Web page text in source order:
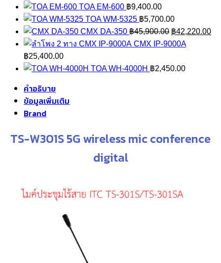
range:
฿190,000.00
through
฿220,000.00
TOA EM-600 ฿9,400.00
TOA WM-5325 ฿5,700.00
CMX DA-350 ฿45,900.00 Original
price
฿45,900.00.
฿42,220.00
CMX IP-9000A
฿25,400.00
TOA WH-4000H ฿2,450.00
คำอธิบาย
ข้อมูลเพิ่มเติม
Brand
TS-W301S 5G wireless mic conference
digital